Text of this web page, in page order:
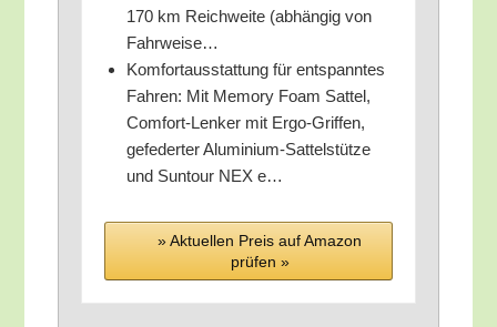
170 km Reich­wei­te (abhän­gig von
Fahrweise…
Kom­fort­aus­stat­tung für ent­spann­tes
Fah­ren: Mit Memo­ry Foam Sat­tel,
Com­fort-Len­ker mit Ergo-Grif­fen,
gefe­der­ter Alu­mi­ni­um-Sat­tel­stüt­ze
und Sun­tour NEX e…
» Aktu­el­len Preis auf Ama­zon
prü­fen »